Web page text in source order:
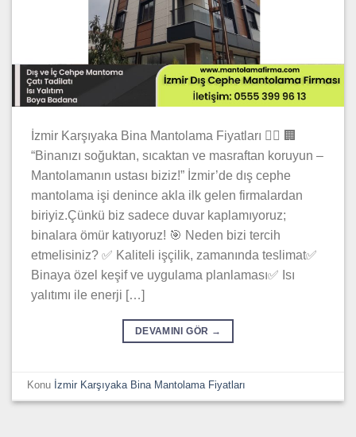
İzmir Karşıyaka Bina Mantolama Fiyatları 👷‍♂️ 🏢
“Binanızı soğuktan, sıcaktan ve masraftan koruyun –
Mantolamanın ustası biziz!” İzmir’de dış cephe
mantolama işi denince akla ilk gelen firmalardan
biriyiz.Çünkü biz sadece duvar kaplamıyoruz;
binalara ömür katıyoruz! 🎯 Neden bizi tercih
etmelisiniz? ✅ Kaliteli işçilik, zamanında teslimat✅
Binaya özel keşif ve uygulama planlaması✅ Isı
yalıtımı ile enerji […]
DEVAMINI GÖR →
Konu İzmir Karşıyaka Bina Mantolama Fiyatları